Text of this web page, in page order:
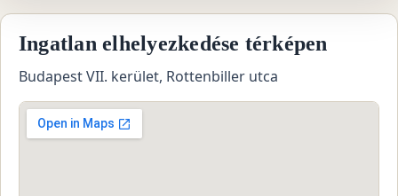
Ingatlan elhelyezkedése térképen
Budapest VII. kerület, Rottenbiller utca